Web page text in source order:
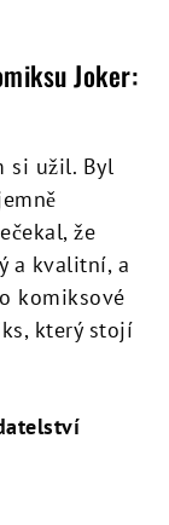
Joker:
si užil. Byl
že
a kvalitní, a
komiksové
který stojí